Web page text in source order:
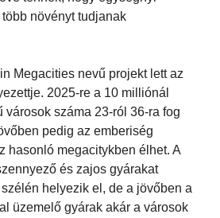
növényt tudjanak
Megacities nevű projekt lett az
2025-re a 10 milliónál
városok száma 23-ról 36-ra fog
pedig az emberiség
hasonló megacitykben élhet. A
és zajos gyárakat
helyezik el, de a jövőben a
üzemelő gyárak akár a városok